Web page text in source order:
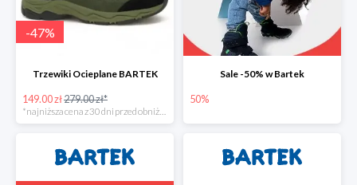
-47%
Trzewiki Ocieplane BARTEK
149.00 zł279.00 zł*
Sale -50% w Bartek
50%